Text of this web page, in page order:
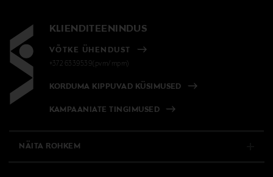
KLIENDITEENINDUS
VÕTKE ÜHENDUST
+372 6339539(pvm/mpm)
KORDUMA KIPPUVAD KÜSIMUSED
KAMPAANIATE TINGIMUSED
NÄITA ROHKEM